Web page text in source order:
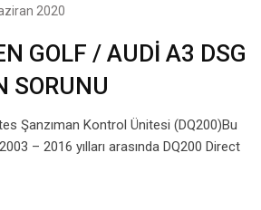
2020
GOLF / AUDİ A3 DSG
SORUNU
Şanzıman Kontrol Ünitesi (DQ200)Bu
– 2016 yılları arasında DQ200 Direct